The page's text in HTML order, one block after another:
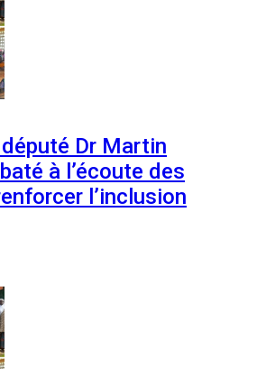
Dr Martin
à l’écoute des
l’inclusion